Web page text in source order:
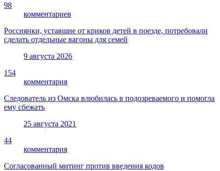
98
комментариев
Россиянки, уставшие от криков детей в поезде, потребовали
сделать отдельные вагоны для семей
9 августа 2026
154
комментария
Следователь из Омска влюбилась в подозреваемого и помогла
ему сбежать
25 августа 2021
44
комментария
Согласованный митинг против введения кодов